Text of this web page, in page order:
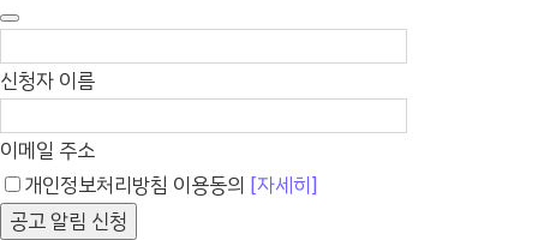
신청자 이름
이메일 주소
개인정보처리방침 이용동의 [자세히]
공고 알림 신청